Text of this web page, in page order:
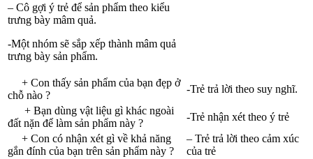
– Cô gợi ý trẻ để sản phẩm theo kiểu
trưng bày mâm quả.
-Một nhóm sẽ sắp xếp thành mâm quả
trưng bày sản phẩm.
+ Con thấy sản phẩm của bạn đẹp ở
chỗ nào ?
-Trẻ trả lời theo suy nghĩ.
+ Bạn dùng vật liệu gì khác ngoài
đất nặn để làm sản phẩm này ?
-Trẻ nhận xét theo ý trẻ
+ Con có nhận xét gì về khả năng
gắn đính của bạn trên sản phẩm này ?
– Trẻ trả lời theo cảm xúc
của trẻ